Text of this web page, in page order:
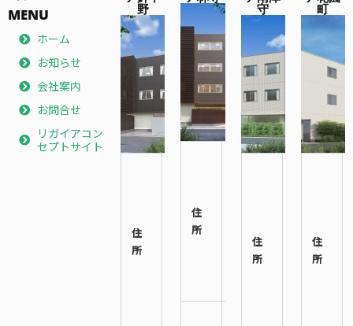
MENU
ホーム
お知らせ
会社案内
お問合せ
リガイアコン
セプトサイト
野
住
所
0014
大阪
住
所
野区
林寺
守
住
所
市西
成区
町
住
所